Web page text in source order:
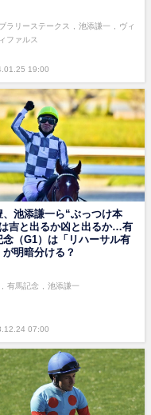
19:00
ラリーステークス 池添謙一
ヴィ
ファルス
、池添謙一ら“ぶっつけ本
吉と出るか凶と出るか…有
念（G1）は「リハーサル有
が明暗分ける？
07:00
有馬記念 池添謙一